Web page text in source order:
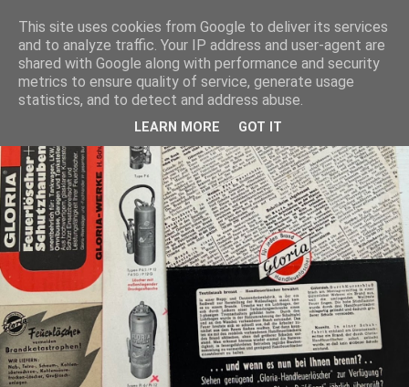
This site uses cookies from Google to deliver its services
and to analyze traffic. Your IP address and user-agent are
shared with Google along with performance and security
metrics to ensure quality of service, generate usage
statistics, and to detect and address abuse.
LEARN MORE GOT IT